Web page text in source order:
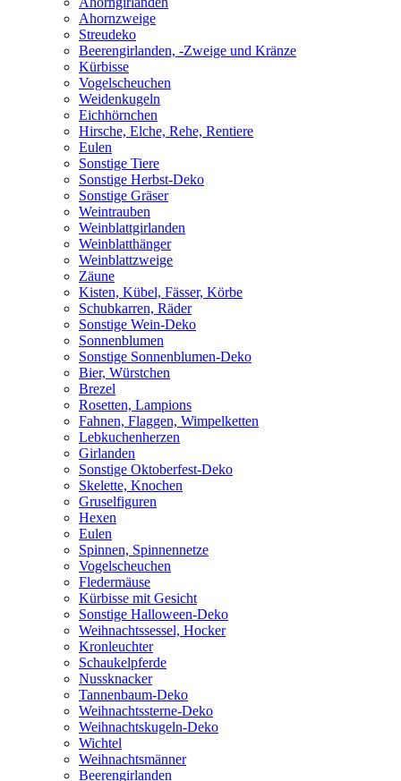
Ahornzweige
Streudeko
Beerengirlanden, -Zweige und Kränze
Kürbisse
Vogelscheuchen
Weidenkugeln
Eichhörnchen
Hirsche, Elche, Rehe, Rentiere
Eulen
Sonstige Tiere
Sonstige Herbst-Deko
Sonstige Gräser
Weintrauben
Weinblattgirlanden
Weinblatthänger
Weinblattzweige
Zäune
Kisten, Kübel, Fässer, Körbe
Schubkarren, Räder
Sonstige Wein-Deko
Sonnenblumen
Sonstige Sonnenblumen-Deko
Bier, Würstchen
Brezel
Rosetten, Lampions
Fahnen, Flaggen, Wimpelketten
Lebkuchenherzen
Girlanden
Sonstige Oktoberfest-Deko
Skelette, Knochen
Gruselfiguren
Hexen
Eulen
Spinnen, Spinnennetze
Vogelscheuchen
Fledermäuse
Kürbisse mit Gesicht
Sonstige Halloween-Deko
Weihnachtssessel, Hocker
Kronleuchter
Schaukelpferde
Nussknacker
Tannenbaum-Deko
Weihnachtssterne-Deko
Weihnachtskugeln-Deko
Wichtel
Weihnachtsmänner
Beerengirlanden